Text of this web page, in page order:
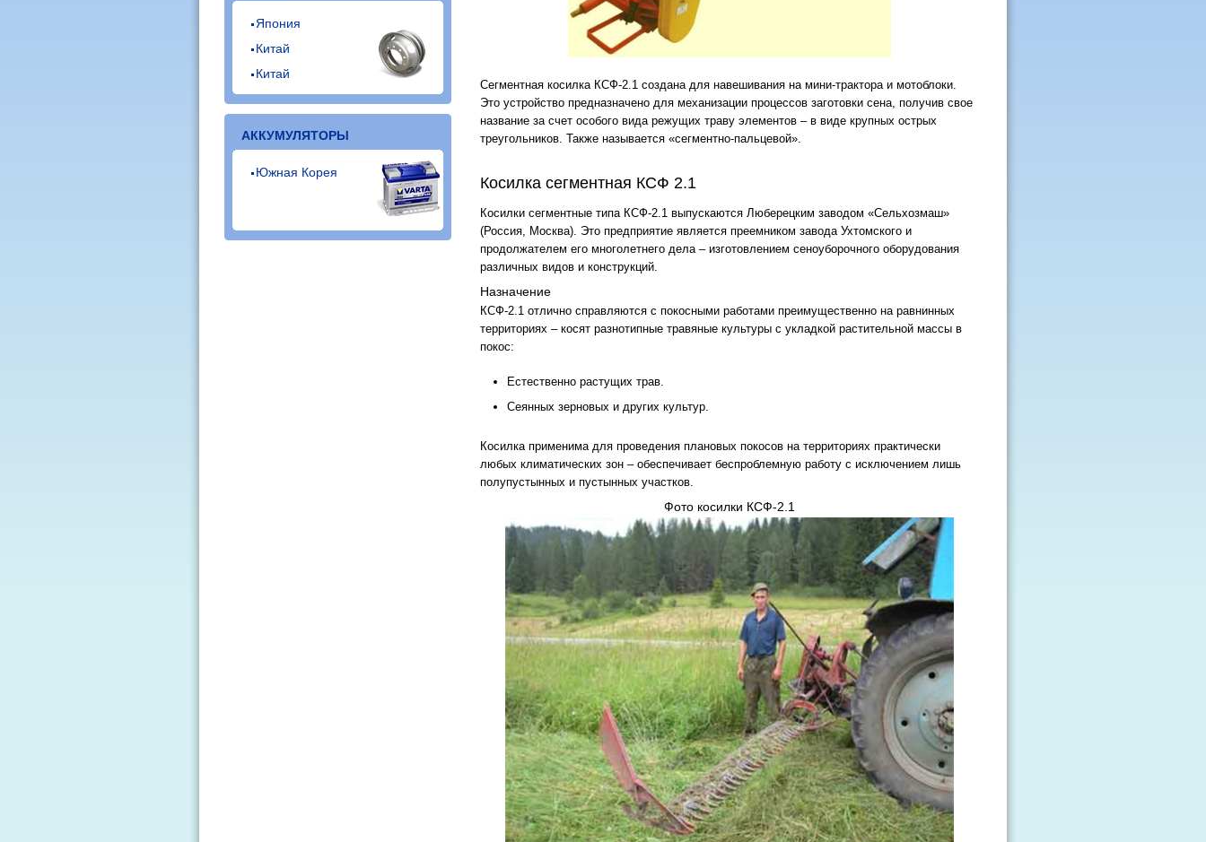
Япония
Китай
Китай
АККУМУЛЯТОРЫ
Южная Корея
Сегментная косилка КСФ-2.1 создана для навешивания на мини-трактора и мотоблоки.
Это устройство предназначено для механизации процессов заготовки сена, получив свое
название за счет особого вида режущих траву элементов – в виде крупных острых
треугольников. Также называется «сегментно-пальцевой».
Косилка сегментная КСФ 2.1
Косилки сегментные типа КСФ-2.1 выпускаются Люберецким заводом «Сельхозмаш»
(Россия, Москва). Это предприятие является преемником завода Ухтомского и
продолжателем его многолетнего дела – изготовлением сеноуборочного оборудования
различных видов и конструкций.
Назначение
КСФ-2.1 отлично справляются с покосными работами преимущественно на равнинных
территориях – косят разнотипные травяные культуры с укладкой растительной массы в
покос:
Естественно растущих трав.
Сеянных зерновых и других культур.
Косилка применима для проведения плановых покосов на территориях практически
любых климатических зон – обеспечивает беспроблемную работу с исключением лишь
полупустынных и пустынных участков.
Фото косилки КСФ-2.1